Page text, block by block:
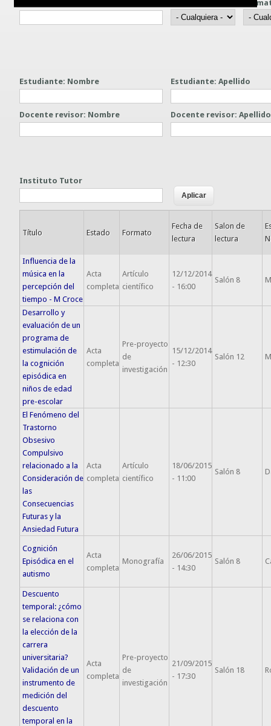
Estudiante: Nombre Estudiante: Apellido
Docente revisor: Nombre Docente revisor: Apellido
Instituto Tutor
Título Estado Formato
Fecha de
lectura
Salon de
lectura
Influencia de la
música en la
percepción del
tiempo - M Croce
Acta
completa
Artículo
científico
12/12/2014
- 16:00
Salón 8
Desarrollo y
evaluación de un
programa de
estimulación de
la cognición
episódica en
niños de edad
pre-escolar
Acta
completa
Pre-proyecto
de
investigación
15/12/2014
- 12:30
Salón 12
El Fenómeno del
Trastorno
Obsesivo
Compulsivo
relacionado a la
Consideración de
las
Consecuencias
Futuras y la
Ansiedad Futura
Acta
completa
Artículo
científico
18/06/2015
- 11:00
Salón 8
Cognición
Episódica en el
autismo
Acta
completa
Monografía
26/06/2015
- 14:30
Salón 8
Descuento
temporal: ¿cómo
se relaciona con
la elección de la
carrera
universitaria?
Validación de un
instrumento de
medición del
descuento
temporal en la
Acta
completa
Pre-proyecto
de
investigación
21/09/2015
- 17:30
Salón 18